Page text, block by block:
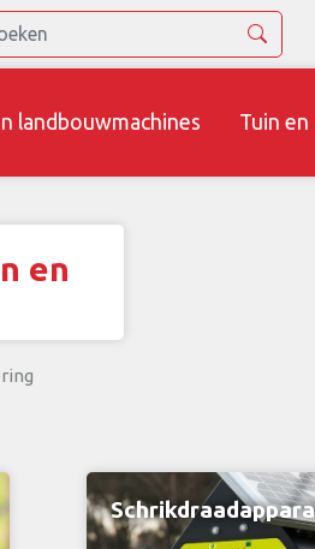
landbouwmachines Tuin en
en